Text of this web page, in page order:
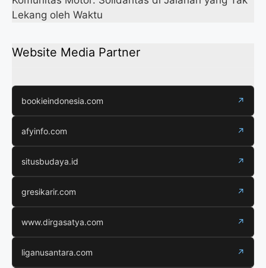
Lekang oleh Waktu
Website Media Partner
bookieindonesia.com ↗
afyinfo.com ↗
situsbudaya.id ↗
gresikarir.com ↗
www.dirgasatya.com ↗
liganusantara.com ↗